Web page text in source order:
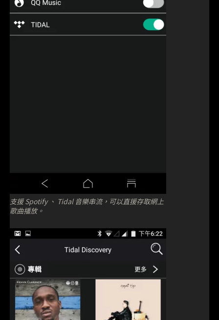
支援 Spotify 、 Tidal 音樂串流，可以直援存取網上
歌曲播放。